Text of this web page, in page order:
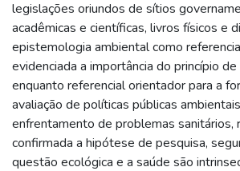
legislações oriundos de sítios
acadêmicas e científicas, livros físicos e
epistemologia ambiental como
evidenciada a importância do princípio de
enquanto referencial orientador para a
avaliação de políticas públicas
enfrentamento de problemas sanitários,
confirmada a hipótese de pesquisa,
questão ecológica e a saúde são